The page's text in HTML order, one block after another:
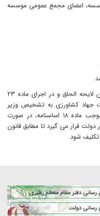
۷ اساسنامه موسسه، اعضای مجمع عمومی موسسه
سود موسسه بر اساس بند ۴ تبصره ۲ قانون لایحه الحاق و در اجرای ماده ۲۳
جهاد کشاورزی به تشخیص وزیر
جهاد کشاورزی به مصرف می رسد و به موجب ماده ۱۸ اساسنامه، در صورت
دولت قرار می گیرد تا مطابق قانون
شود.